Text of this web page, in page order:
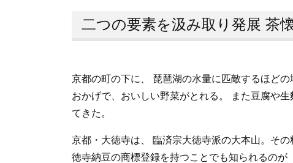
二つの要素を汲み取り発展 茶
京都の町の下に、 琵琶湖の水量に匹敵するほど
おかげで、おいしい野菜がとれる。 また豆腐や
てきた。
京都・大徳寺は、 臨済宗大徳寺派の大本山。そ
徳寺納豆の商標登録を持つことでも知られるの